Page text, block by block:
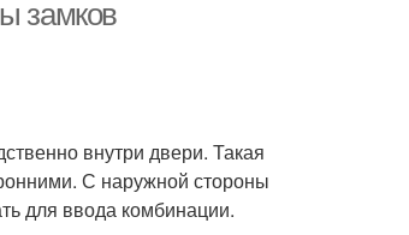
замков
внутри двери. Такая
С наружной стороны
для ввода комбинации.